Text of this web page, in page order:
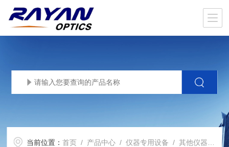
当前位置：首页 / 产品中心 /仪器专用设备 /其他仪器专用滤光片